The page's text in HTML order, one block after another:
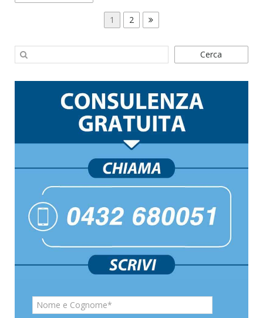
PAGINAZIONE
ARTICOLI
Page
1 Page
2
Cerca